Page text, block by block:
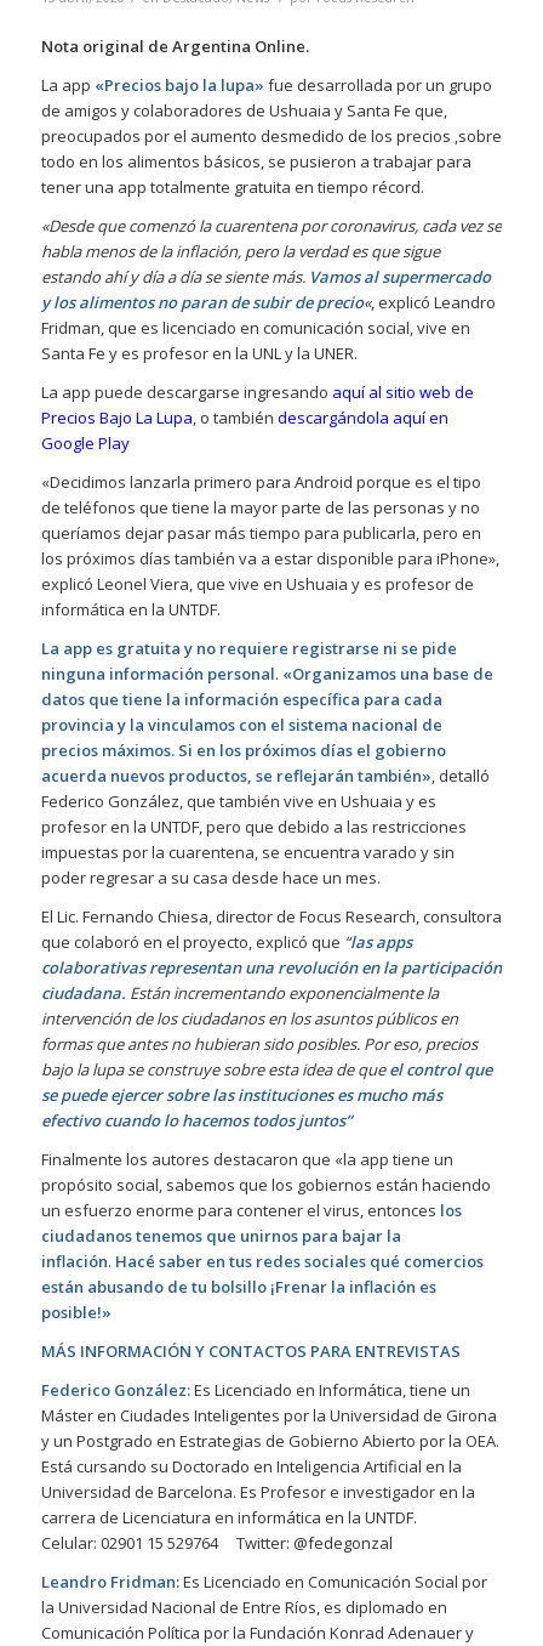
Nota original de Argentina Online.
La app «Precios bajo la lupa» fue desarrollada por un grupo
de amigos y colaboradores de Ushuaia y Santa Fe que,
preocupados por el aumento desmedido de los precios ,sobre
todo en los alimentos básicos, se pusieron a trabajar para
tener una app totalmente gratuita en tiempo récord.
«Desde que comenzó la cuarentena por coronavirus, cada vez se
habla menos de la inflación, pero la verdad es que sigue
estando ahí y día a día se siente más. Vamos al supermercado
y los alimentos no paran de subir de precio«, explicó Leandro
Fridman, que es licenciado en comunicación social, vive en
Santa Fe y es profesor en la UNL y la UNER.
La app puede descargarse ingresando aquí al sitio web de
Precios Bajo La Lupa, o también descargándola aquí en
Google Play
«Decidimos lanzarla primero para Android porque es el tipo
de teléfonos que tiene la mayor parte de las personas y no
queríamos dejar pasar más tiempo para publicarla, pero en
los próximos días también va a estar disponible para iPhone»,
explicó Leonel Viera, que vive en Ushuaia y es profesor de
informática en la UNTDF.
La app es gratuita y no requiere registrarse ni se pide
ninguna información personal. «Organizamos una base de
datos que tiene la información específica para cada
provincia y la vinculamos con el sistema nacional de
precios máximos. Si en los próximos días el gobierno
acuerda nuevos productos, se reflejarán también», detalló
Federico González, que también vive en Ushuaia y es
profesor en la UNTDF, pero que debido a las restricciones
impuestas por la cuarentena, se encuentra varado y sin
poder regresar a su casa desde hace un mes.
El Lic. Fernando Chiesa, director de Focus Research, consultora
que colaboró en el proyecto, explicó que “las apps
colaborativas representan una revolución en la participación
ciudadana. Están incrementando exponencialmente la
intervención de los ciudadanos en los asuntos públicos en
formas que antes no hubieran sido posibles. Por eso, precios
bajo la lupa se construye sobre esta idea de queel control que
se puede ejercer sobre las instituciones es mucho más
efectivo cuando lo hacemos todos juntos”
Finalmente los autores destacaron que «la app tiene un
propósito social, sabemos que los gobiernos están haciendo
un esfuerzo enorme para contener el virus, entonces los
ciudadanos tenemos que unirnos para bajar la
inflación. Hacé saber en tus redes sociales qué comercios
están abusando de tu bolsillo ¡Frenar la inflación es
posible!»
MÁS INFORMACIÓN Y CONTACTOS PARA ENTREVISTAS
Federico González:Es Licenciado en Informática, tiene un
Máster en Ciudades Inteligentes por la Universidad de Girona
y un Postgrado en Estrategias de Gobierno Abierto por la OEA.
Está cursando su Doctorado en Inteligencia Artificial en la
Universidad de Barcelona. Es Profesor e investigador en la
carrera de Licenciatura en informática en la UNTDF.
Celular: 02901 15 529764 Twitter: @fedegonzal
Leandro Fridman:Es Licenciado en Comunicación Social por
la Universidad Nacional de Entre Ríos, es diplomado en
Comunicación Política por la Fundación Konrad Adenauer y